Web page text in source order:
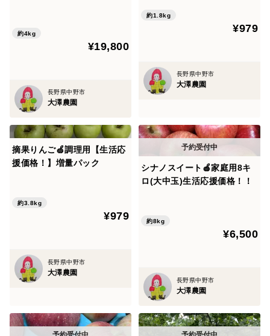
約4kg
¥19,800
長野県中野市
大澤農園
約1.8kg
¥979
長野県中野市
大澤農園
摘果りんご🍏調理用【生活応
援価格！】増量パック
約3.8kg
¥979
長野県中野市
大澤農園
シナノスイート🍎家庭用8キ
ロ(大中玉)生活応援価格！！
約8kg
¥6,500
長野県中野市
大澤農園